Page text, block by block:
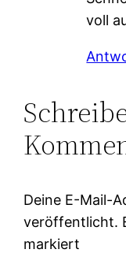
voll
Deine E-Mail-
veröffentlicht.
markiert